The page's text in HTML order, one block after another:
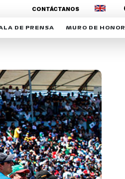
DE PRENSA MURO DE HONOR
CONTÁCTANOS